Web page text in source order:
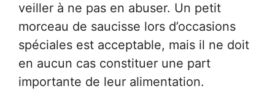
veiller à ne pas en abuser. Un petit
morceau de saucisse lors d’occasions
spéciales est acceptable, mais il ne doit
en aucun cas constituer une part
importante de leur alimentation.